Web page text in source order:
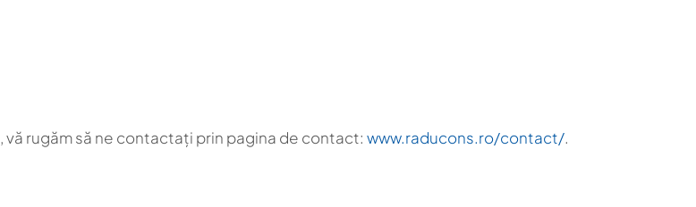
vă rugăm să ne contactați prin pagina de contact: www.raducons.ro/contact/.